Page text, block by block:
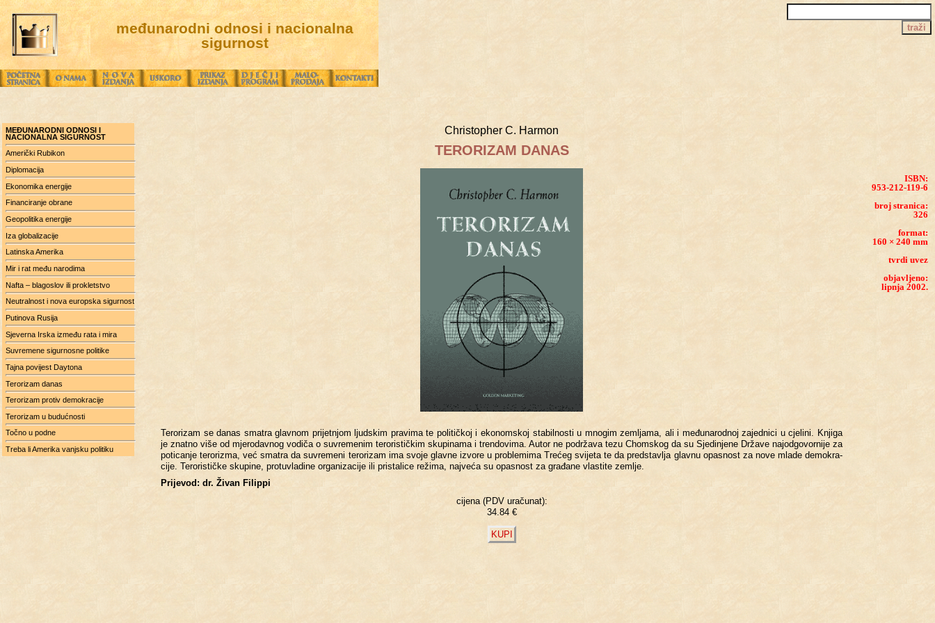
međunarodni odnosi i nacionalna
sigurnost
MEĐUNARODNI ODNOSI I
NACIONALNA SIGURNOST
Američki Rubikon
Diplomacija
Ekonomika energije
Financiranje obrane
Geopolitika energije
Iza globalizacije
Latinska Amerika
Mir i rat među narodima
Nafta – blagoslov ili prokletstvo
Neutralnost i nova europska sigurnost
Putinova Rusija
Sjeverna Irska između rata i mira
Suvremene sigurnosne politike
Tajna povijest Daytona
Terorizam danas
Terorizam protiv demokracije
Terorizam u budućnosti
Točno u podne
Treba li Amerika vanjsku politiku
ISBN:
953-212-119-6
broj stranica:
326
format:
160 × 240 mm
tvrdi uvez
objavljeno:
lipnja 2002.
Christopher C. Harmon
TERORIZAM DANAS
Te­ro­ri­zam se danas sma­tra glav­nom pri­jet­njom ljud­skim pra­vi­ma te po­li­tič­koj i eko­nom­skoj sta­bil­no­sti u mno­gim zem­lja­ma, ali i me­đu­na­rod­noj za­jed­ni­ci u cje­li­ni. Knji­ga
je znat­no više od mje­ro­dav­nog vo­di­ča o su­vre­me­nim te­ro­ri­stič­kim sku­pi­na­ma i tren­do­vi­ma. Autor ne po­dr­ža­va tezu Chom­skog da su Sje­di­nje­ne Dr­ža­ve na­jod­go­vor­ni­je za
po­ti­ca­nje te­ro­ri­zma, već sma­tra da su­vre­me­ni te­ro­ri­zam ima svoje glav­ne iz­vo­re u pro­ble­mi­ma Tre­ćeg svi­je­ta te da pre­ds­tav­lja glav­nu opa­snost za nove mlade de­mo­kra­
ci­je. Te­ro­ri­sti­čke sku­pi­ne, pro­tu­vla­di­ne or­ga­ni­za­ci­je ili pri­sta­li­ce re­ži­ma, naj­ve­ća su opa­snost za gra­đa­ne vla­sti­te zem­lje.
Pri­je­vod: dr. Živan Fi­lip­pi
cijena (PDV uračunat):
34.84 €
KUPI